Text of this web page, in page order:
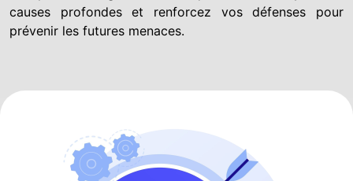
causes profondes et renforcez vos défenses pour
prévenir les futures menaces.